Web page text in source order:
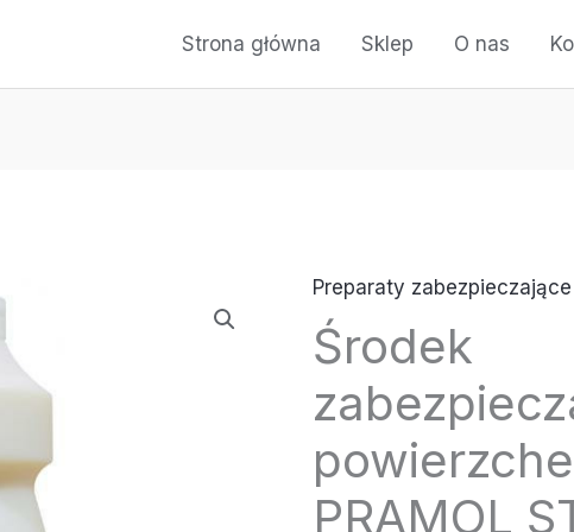
Strona główna Sklep O nas
Preparaty
Środek
PRAMOL